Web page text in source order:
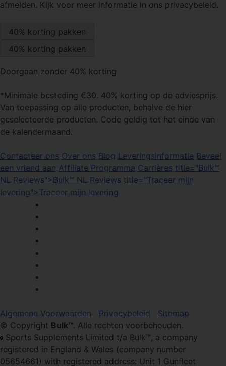
afmelden. Kijk voor meer informatie in ons privacybeleid.
Doorgaan zonder 40% korting
*Minimale besteding €30. 40% korting op de adviesprijs.
Van toepassing op alle producten, behalve de hier
geselecteerde producten. Code geldig tot het einde van
de kalendermaand.
Contacteer ons Over ons Blog Leveringsinformatie Beveel
een vriend aan Affiliate Programma Carrières title="Bulk™
NL Reviews">Bulk™ NL Reviews title="Traceer mijn
levering">Traceer mijn levering
Algemene Voorwaarden Privacybeleid
Sitemap
© Copyright Bulk™. Alle rechten voorbehouden.
Sports Supplements Limited t/a Bulk™, a company
registered in England & Wales (company number
05654661) with registered address: Unit 1 Gunfleet